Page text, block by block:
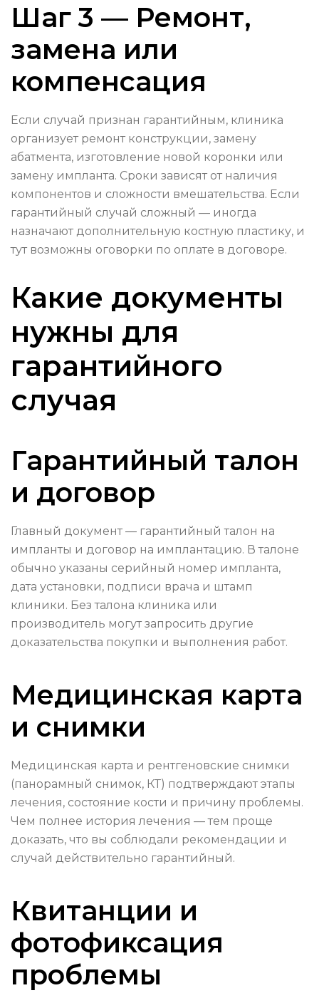
Шаг 3 — Ремонт,
замена или
компенсация
Если случай признан гарантийным, клиника
организует ремонт конструкции, замену
абатмента, изготовление новой коронки или
замену импланта. Сроки зависят от наличия
компонентов и сложности вмешательства. Если
гарантийный случай сложный — иногда
назначают дополнительную костную пластику, и
тут возможны оговорки по оплате в договоре.
Какие документы
нужны для
гарантийного
случая
Гарантийный талон
и договор
Главный документ — гарантийный талон на
импланты и договор на имплантацию. В талоне
обычно указаны серийный номер импланта,
дата установки, подписи врача и штамп
клиники. Без талона клиника или
производитель могут запросить другие
доказательства покупки и выполнения работ.
Медицинская карта
и снимки
Медицинская карта и рентгеновские снимки
(панорамный снимок, КТ) подтверждают этапы
лечения, состояние кости и причину проблемы.
Чем полнее история лечения — тем проще
доказать, что вы соблюдали рекомендации и
случай действительно гарантийный.
Квитанции и
фотофиксация
проблемы